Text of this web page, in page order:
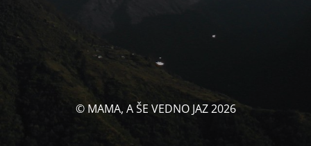
© MAMA, A ŠE VEDNO JAZ 2026